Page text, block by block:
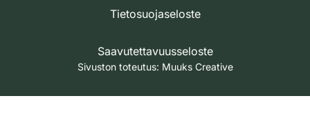
Tietosuojaseloste
Saavutettavuusseloste
Sivuston toteutus: Muuks Creative